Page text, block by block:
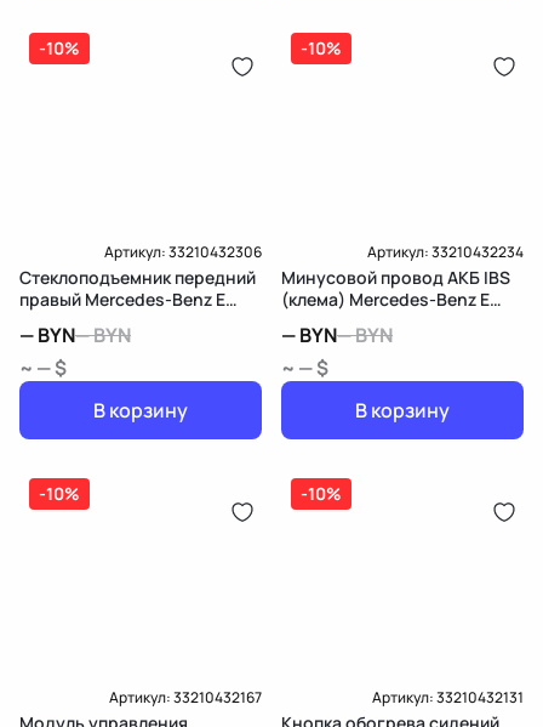
-10%
Артикул:33210432306
Стеклоподъемник передний
правый Mercedes-Benz E
—BYN—BYN
~ — $
В корзину
-10%
Артикул:33210432234
Минусовой провод АКБ IBS
(клема) Mercedes-Benz E
—BYN—BYN
~ — $
В корзину
-10%
Артикул:33210432167
-10%
Артикул:33210432131